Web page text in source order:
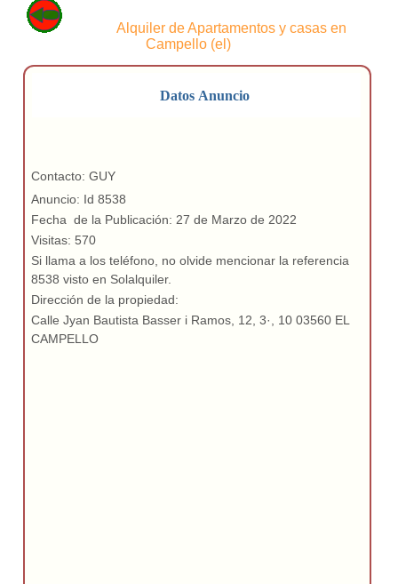
Alquiler de Apartamentos y casas en
Campello (el)
Datos Anuncio
Contacto: GUY
Anuncio: Id 8538
Fecha de la Publicación: 27 de Marzo de 2022
Visitas: 570
Si llama a los teléfono, no olvide mencionar la referencia
8538 visto en Solalquiler.
Dirección de la propiedad:
Calle Jyan Bautista Basser i Ramos, 12, 3·, 10 03560 EL
CAMPELLO